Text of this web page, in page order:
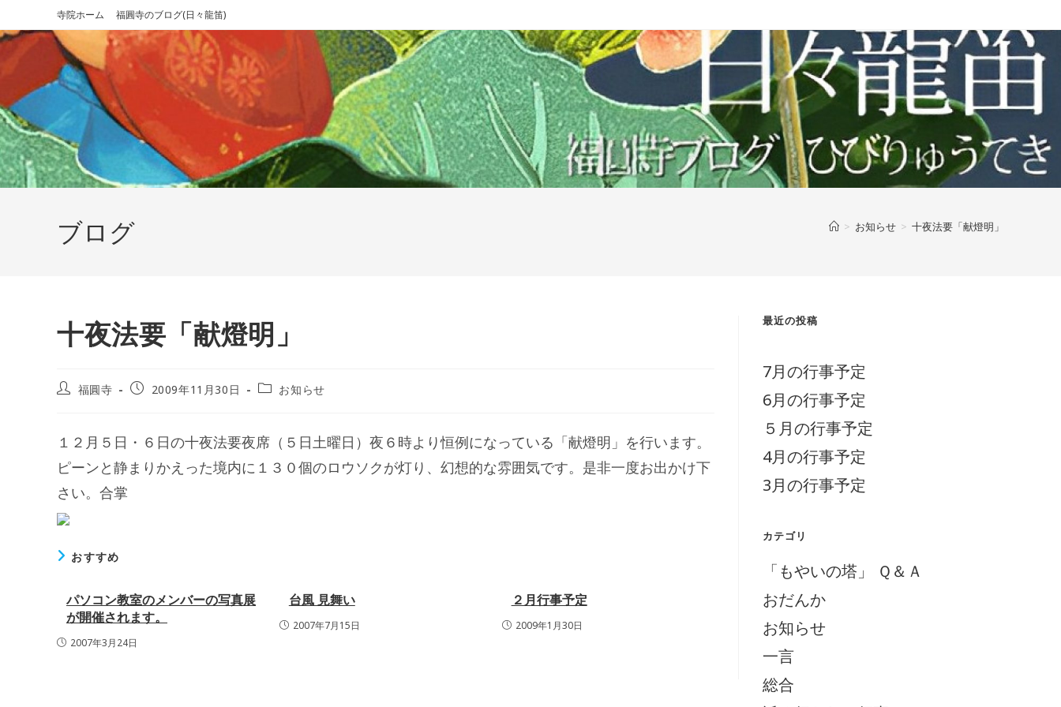
ン
テ
へ
ス
キ
ッ
プ
寺院ホーム 福圓寺のブログ(日々龍笛)
ブログ > お知らせ > 十夜法要「献燈明」
十夜法要「献燈明」
投
福圓寺
投
日:
2009年11月30日
投
テ
ゴ
リ
ー:
お知らせ
１２月５日・６日の十夜法要夜席（５日土曜日）夜６時より恒例になっている「献燈明」を行います。
ピーンと静まりかえった境内に１３０個のロウソクが灯り、幻想的な雰囲気です。是非一度お出かけ下
さい。合掌
おすすめ
パソコン教室のメンバーの写真展
が開催されます。
2007年3月24日
台風 見舞い
2007年7月15日
２月行事予定
2009年1月30日
最近の投稿
7月の行事予定
6月の行事予定
５月の行事予定
4月の行事予定
3月の行事予定
カテゴリ
「もやいの塔」 Ｑ＆Ａ
おだんか
お知らせ
一言
総合